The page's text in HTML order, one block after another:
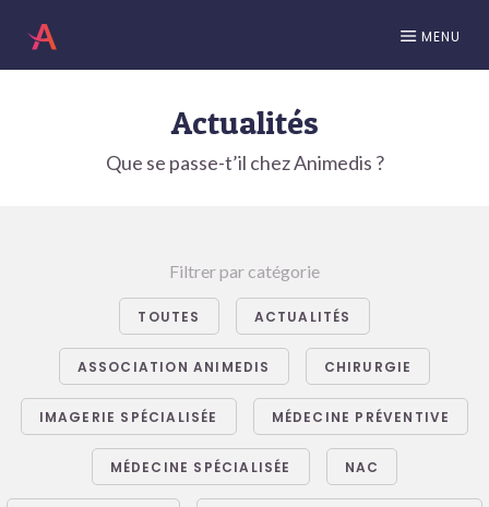
MENU
Actualités
Que se passe-t’il chez Animedis ?
Filtrer par catégorie
TOUTES ACTUALITÉS
ASSOCIATION ANIMEDIS CHIRURGIE
IMAGERIE SPÉCIALISÉE MÉDECINE PRÉVENTIVE
MÉDECINE SPÉCIALISÉE NAC